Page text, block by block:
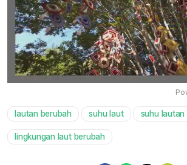
lautan berubah suhu laut suhu lautan
lingkungan laut berubah